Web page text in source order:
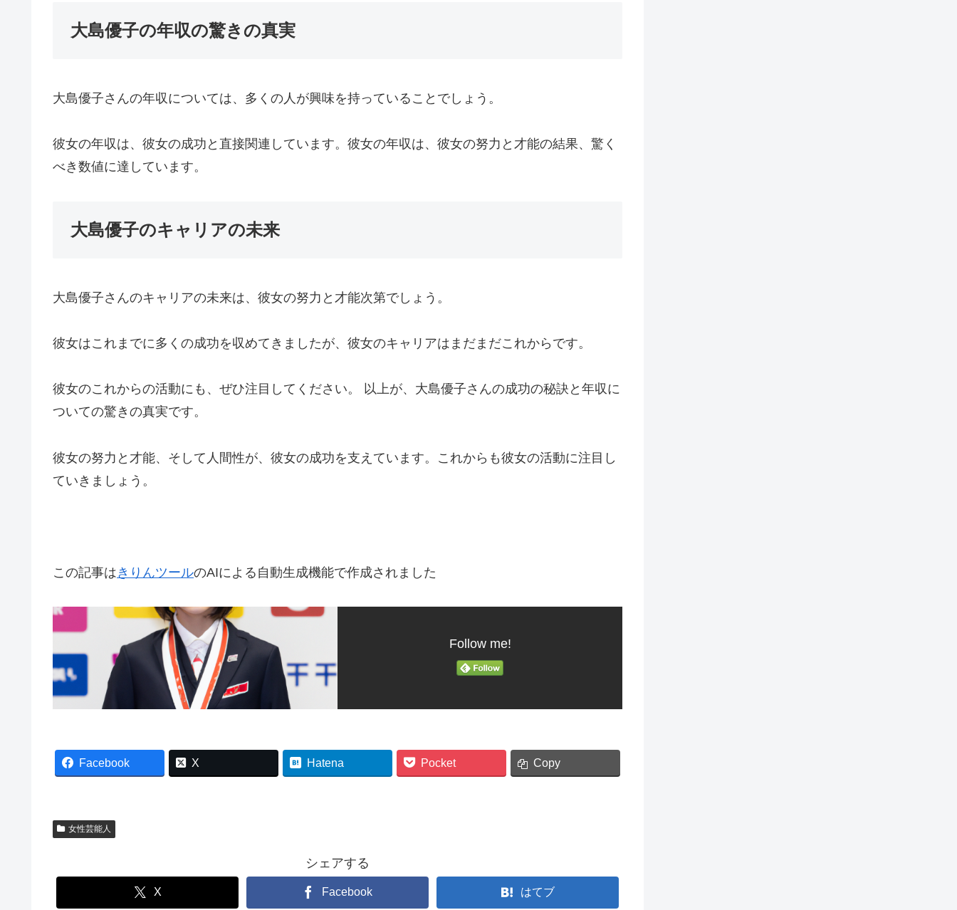
大島優子の年収の驚きの真実
大島優子さんの年収については、多くの人が興味を持っていることでしょう。
彼女の年収は、彼女の成功と直接関連しています。彼女の年収は、彼女の努力と才能の結果、驚く
べき数値に達しています。
大島優子のキャリアの未来
大島優子さんのキャリアの未来は、彼女の努力と才能次第でしょう。
彼女はこれまでに多くの成功を収めてきましたが、彼女のキャリアはまだまだこれからです。
彼女のこれからの活動にも、ぜひ注目してください。 以上が、大島優子さんの成功の秘訣と年収に
ついての驚きの真実です。
彼女の努力と才能、そして人間性が、彼女の成功を支えています。これからも彼女の活動に注目し
ていきましょう。
この記事は きりんツールのAIによる自動生成機能で作成されました
Follow me!
Facebook X Hatena Pocket Copy
女性芸能人
シェアする
X Facebook はてブ